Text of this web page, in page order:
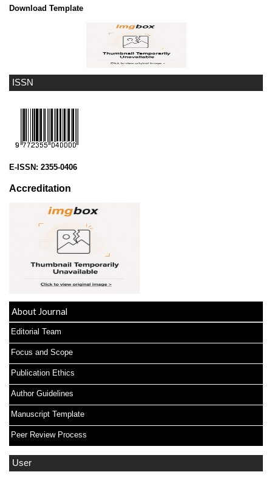
ISSN
E-ISSN: 2355-0406
Accreditation
About Journal
Editorial Team
Focus and Scope
Publication Ethics
Author Guidelines
Manuscript Template
Peer Review Process
User
Download Template